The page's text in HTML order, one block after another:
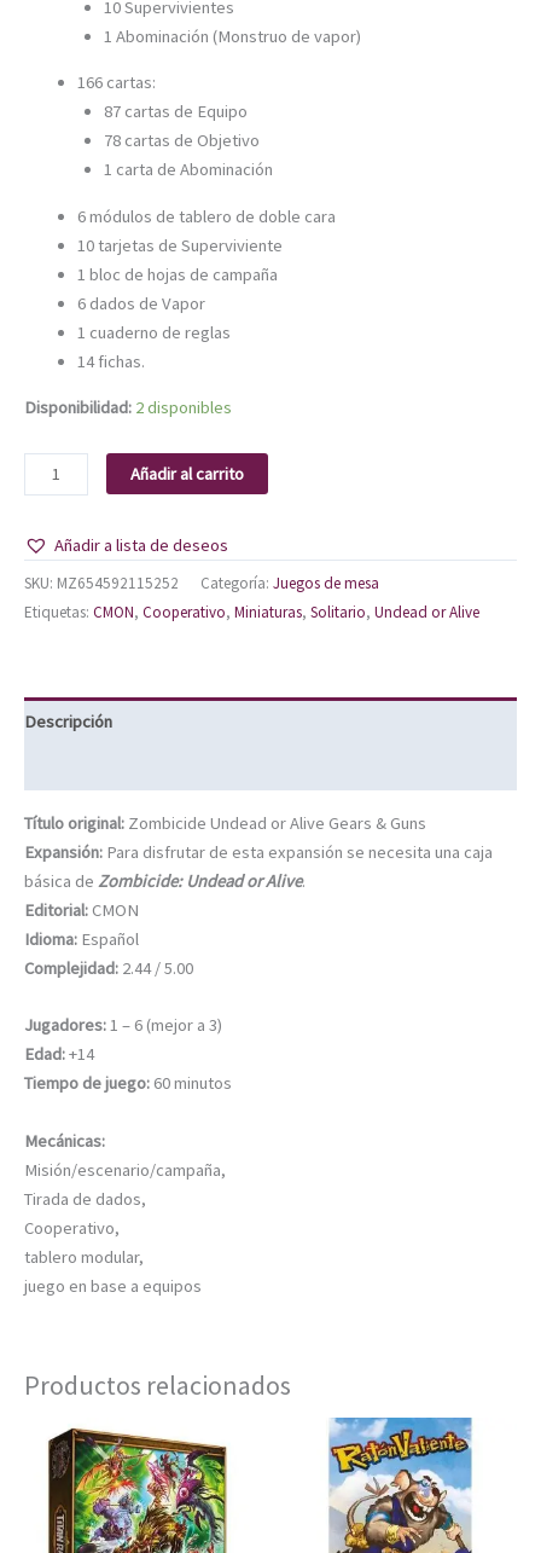
10 Supervivientes
1 Abominación (Monstruo de vapor)
166 cartas:
87 cartas de Equipo
78 cartas de Objetivo
1 carta de Abominación
6 módulos de tablero de doble cara
10 tarjetas de Superviviente
1 bloc de hojas de campaña
6 dados de Vapor
1 cuaderno de reglas
14 fichas.
Disponibilidad: 2 disponibles
Añadir al carrito
Añadir a lista de deseos
SKU: MZ654592115252 Categoría: Juegos de mesa
Etiquetas: CMON, Cooperativo, Miniaturas, Solitario, Undead or Alive
Descripción
Título original: Zombicide Undead or Alive Gears & Guns
Expansión: Para disfrutar de esta expansión se necesita una caja
básica de Zombicide: Undead or Alive.
Editorial: CMON
Idioma: Español
Complejidad: 2.44 / 5.00
Jugadores:1 – 6 (mejor a 3)
Edad:+14
Tiempo de juego: 60 minutos
Mecánicas:
Misión/escenario/campaña,
Tirada de dados,
Cooperativo,
tablero modular,
juego en base a equipos
Productos relacionados